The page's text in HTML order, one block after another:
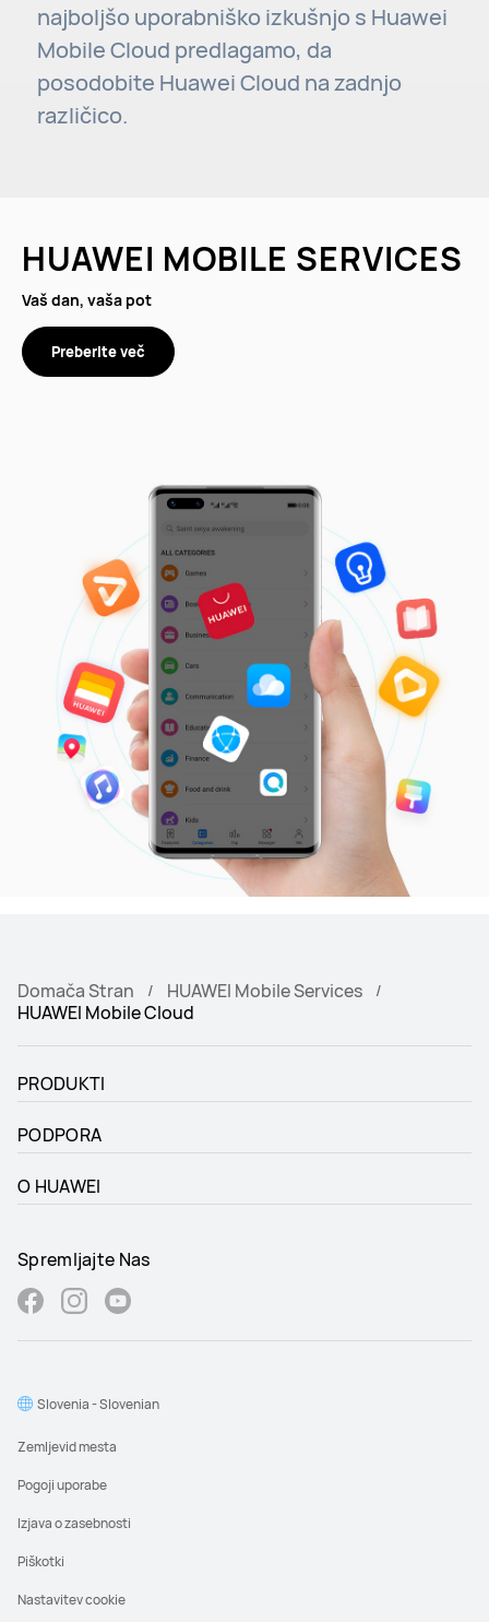
najboljšo uporabniško izkušnjo s Huawei
Mobile Cloud predlagamo, da
posodobite Huawei Cloud na zadnjo
različico.
HUAWEI MOBILE SERVICES
Vaš dan, vaša pot
Preberite več
Domača Stran
HUAWEI Mobile Services
HUAWEI Mobile Cloud
PRODUKTI
PODPORA
O HUAWEI
Spremljajte Nas
Zemljevid mesta
Pogoji uporabe
Izjava o zasebnosti
Piškotki
Nastavitev cookie
Slovenia - Slovenian